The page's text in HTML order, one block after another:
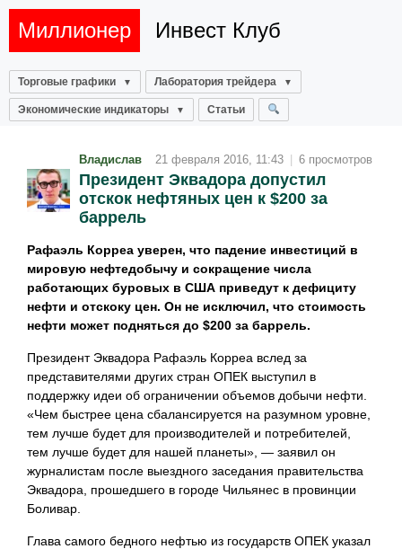
Миллионер Инвест Клуб
Торговые графики Лаборатория трейдера
Экономические индикаторы Статьи
Владислав 21 февраля 2016, 11:43 6 просмотров
Президент Эквадора допустил
отскок нефтяных цен к $200 за
баррель
Рафаэль Корреа уверен, что падение инвестиций в
мировую нефтедобычу и сокращение числа
работающих буровых в США приведут к дефициту
нефти и отскоку цен. Он не исключил, что стоимость
нефти может подняться до $200 за баррель.
​Президент Эквадора Рафаэль Корреа вслед за
представителями других стран ОПЕК выступил в
поддержку идеи об ограничении объемов добычи нефти.
«Чем быстрее цена сбалансируется на разумном уровне,
тем лучше будет для производителей и потребителей,
тем лучше будет для нашей планеты», — заявил он
журналистам после выездного заседания правительства
Эквадора, прошедшего в городе Чильянес в провинции
Боливар.
Глава самого бедного нефтью из государств ОПЕК указал